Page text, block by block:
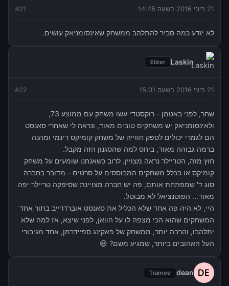
21 ביוני 2016 בשעה 14:45 #21
לא יודע כמה סביר להתלהב ממשחק שאינסומניאק עושים.
Laskin
Elder
21 ביוני 2016 בשעה 15:01 #22
שחר, לפני באטמן - רוקסטדי עשו משחק עם ממוצע 73,
ולאינסומניאק יש משחקים טובים מאוד, ונראה לי שאחרי סאנסט
הם לגמרי יכולים לספק חווייה של משחק קומיקס דינמי ומהנה
ברמה גבוהה מאוד, ביחס למה שהסגנון הזה מקבל.
חוץ מזה, הטריילר נראה מצויין. לרוב כשאנחנו שומעים על משחק
קומיקס או בכלל משחקים המבוססים על סרטים - מדובר בחברה
סוג ד' שמפתחת אותם, פה יש חברה מצויינת שסיפקה טריילר יפה
מאוד... הפוטנציאל לא מבוטל.
היי, לא היה פה אחד שלא הכליל את סאנסט אוברדרייב בתור אחד
המשחקים שהוא הכי מצפה לו על הוואן, לפני שיצא, אז למה שלא
יתלהבו, והרבה יותר, ממשחק של פאקינג ספיידרמן, אחד מגיבורי
העל האהובים ביותר, שמגיע משם? 😃
dean
Trainee